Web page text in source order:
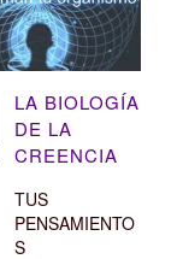
LA BIOLOGÍA
DE LA
CREENCIA
TUS
PENSAMIENTO
S